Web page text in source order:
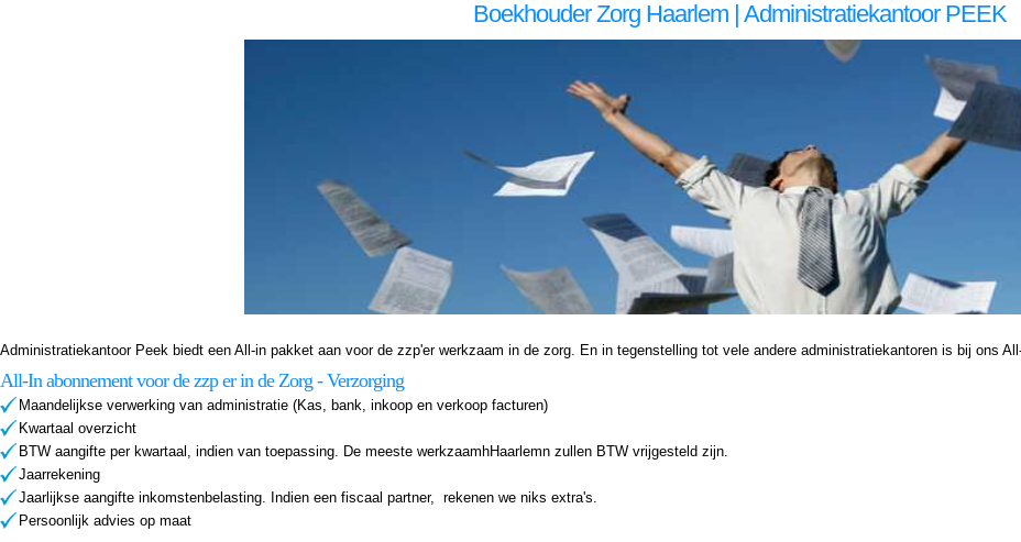
Boekhouder Zorg Haarlem | Administratiekantoor PEEK
Administratiekantoor Peek biedt een All-in pakket aan voor de zzp'er werkzaam in de zorg. En in tegenstelling tot vele andere administratiekantoren is bij ons
All-In abonnement voor de zzp er in de Zorg - Verzorging
Maandelijkse verwerking van administratie (Kas, bank, inkoop en verkoop facturen)
Kwartaal overzicht
BTW aangifte per kwartaal, indien van toepassing. De meeste werkzaamhHaarlemn zullen BTW vrijgesteld zijn.
Jaarrekening
Jaarlijkse aangifte inkomstenbelasting. Indien een fiscaal partner, rekenen we niks extra's.
Persoonlijk advies op maat